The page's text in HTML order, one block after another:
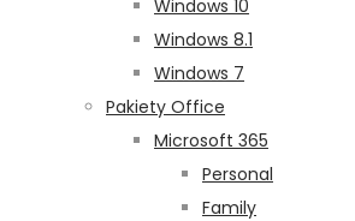
Windows 10
Windows 8.1
Windows 7
Pakiety Office
Microsoft 365
Personal
Family